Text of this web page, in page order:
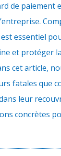
de paiement
essentiel
et protéger
cet article,
fatales que
leur
concrètes